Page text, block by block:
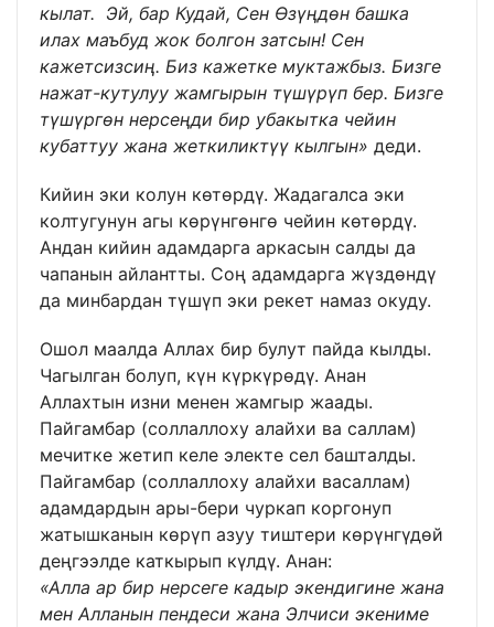
кылат. Эй, бар Кудай, Сен Өзүңдөн башка
илах маъбуд жок болгон затсын! Сен
кажетсизсиң. Биз кажетке муктажбыз. Бизге
нажат-кутулуу жамгырын түшүрүп бер. Бизге
түшүргөн нерсеңди бир убакытка чейин
кубаттуу жана жеткиликтүү кылгын» деди.
Кийин эки колун көтөрдү. Жадагалса эки
колтугунун агы көрүнгөнгө чейин көтөрдү.
Андан кийин адамдарга аркасын салды да
чапанын айлантты. Соң адамдарга жүздөндү
да минбардан түшүп эки рекет намаз окуду.
Ошол маалда Аллах бир булут пайда кылды.
Чагылган болуп, күн күркүрөдү. Анан
Аллахтын изни менен жамгыр жаады.
Пайгамбар (соллаллоху алайхи ва саллам)
мечитке жетип келе электе сел башталды.
Пайгамбар (соллаллоху алайхи васаллам)
адамдардын ары-бери чуркап коргонуп
жатышканын көрүп азуу тиштери көрүнгүдөй
деңгээлде каткырып күлдү. Анан:
«Алла ар бир нерсеге кадыр экендигине жана
мен Алланын пендеси жана Элчиси экениме